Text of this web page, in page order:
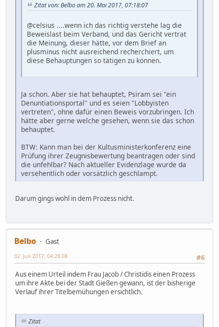
Zitat von: Belbo am 20. Mai 2017, 07:18:07
@celsius ....wenn ich das richtig verstehe lag die
Beweislast beim Verband, und das Gericht vertrat
die Meinung, dieser hätte, vor dem Brief an
plusminus nicht ausreichend recherchiert, um
diese Behauptungen so tätigen zu können.
Ja schon. Aber sie hat behauptet, Psiram sei "ein
Denuntiationsportal" und es seien "Lobbyisten
vertreten", ohne dafür einen Beweis vorzubringen. Ich
hätte aber gerne welche gesehen, wenn sie das schon
behauptet.
BTW: Kann man bei der Kultusministerkonferenz eine
Prüfung ihrer Zeugnisbewertung beantragen oder sind
die unfehlbar? Nach aktueller Evidenzlage wurde da
versehentlich oder vorsätzlich geschlampt.
Darum gings wohl in dem Prozess nicht.
Belbo
Gast
#6
02. Juli 2017, 04:28:08
Aus einem Urteil indem Frau Jacob / Christidis einen Prozess
um ihre Akte bei der Stadt Gießen gewann, ist der bisherige
Verlauf ihrer Titelbemühungen ersichtlich.
Zitat